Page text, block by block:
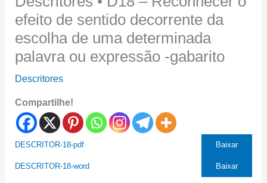
efeito de sentido decorrente da
escolha de uma determinada
palavra ou expressão -gabarito
Descritores
Compartilhe!
DESCRITOR-18-pdf Baixar
DESCRITOR-18-word Baixar